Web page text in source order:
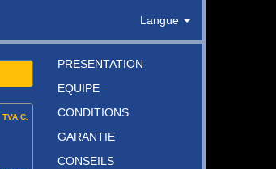
Langue
TVA C.
PRESENTATION
EQUIPE
CONDITIONS
GARANTIE
CONSEILS